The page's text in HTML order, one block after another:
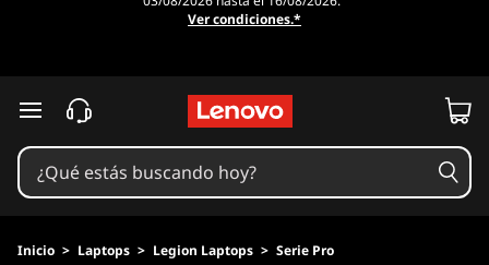
Ver condiciones.*
Ir al contenido principal
Inicio > Laptops > Legion Laptops > Serie Pro